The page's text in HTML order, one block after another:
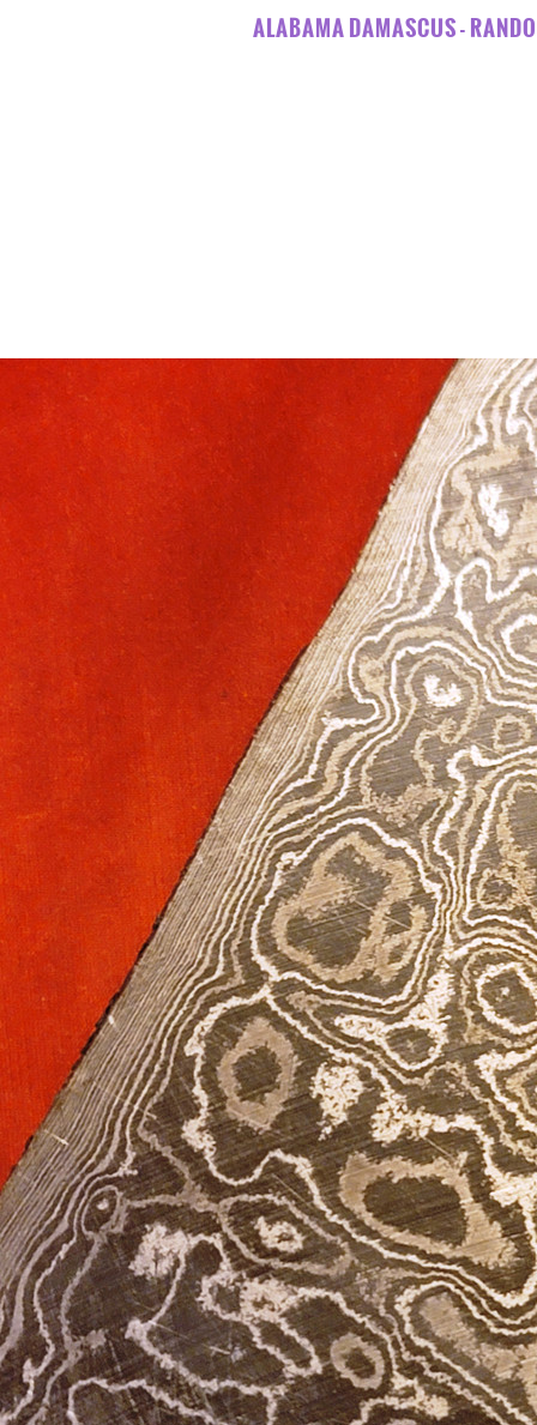
ALABAMA DAMASCUS -